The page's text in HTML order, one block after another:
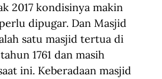
2017 kondisinya makin
dipugar. Dan Masjid
satu masjid tertua di
1761 dan masih
ini. Keberadaan masjid